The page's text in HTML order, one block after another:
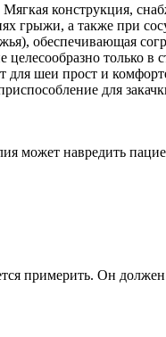
конструкция,
грыжи, а также при
обеспечивающая
только в
шеи прост и
для
может навредить
примерить. Он